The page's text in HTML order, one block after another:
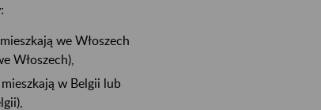
we Włoszech
Włoszech),
w Belgii lub